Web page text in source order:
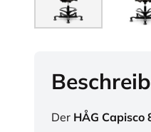
Der HÅG Capisco